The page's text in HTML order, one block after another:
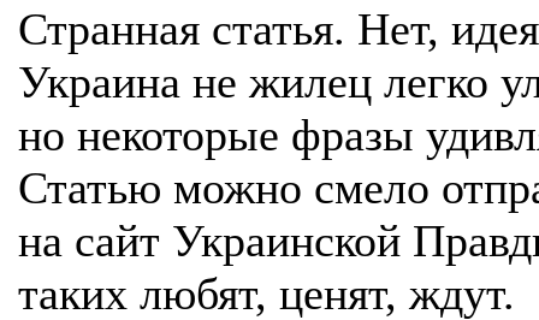
Странная статья. Нет,
Украина не жилец легко
но некоторые фразы
Статью можно смело
на сайт Украинской
таких любят, ценят, ждут.